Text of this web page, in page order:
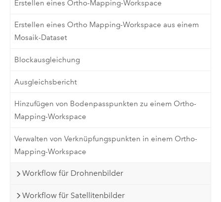
Erstellen eines Ortho-Mapping-Workspace
Erstellen eines Ortho Mapping-Workspace aus einem
Mosaik-Dataset
Blockausgleichung
Ausgleichsbericht
Hinzufügen von Bodenpasspunkten zu einem Ortho-
Mapping-Workspace
Verwalten von Verknüpfungspunkten in einem Ortho-
Mapping-Workspace
Workflow für Drohnenbilder
Workflow für Satellitenbilder